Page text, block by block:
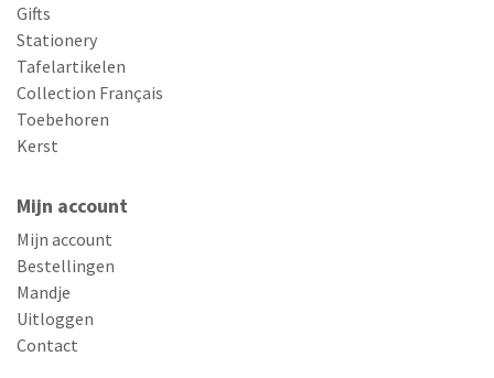
Gifts
Stationery
Tafelartikelen
Collection Français
Toebehoren
Kerst
Mijn account
Mijn account
Bestellingen
Mandje
Uitloggen
Contact